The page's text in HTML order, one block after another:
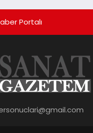
Portalı